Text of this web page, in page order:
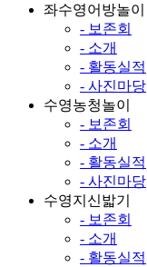
좌수영어방놀이
- 보존회
- 소개
- 활동실적
- 사진마당
수영농청놀이
- 보존회
- 소개
- 활동실적
- 사진마당
수영지신밟기
- 보존회
- 소개
- 활동실적